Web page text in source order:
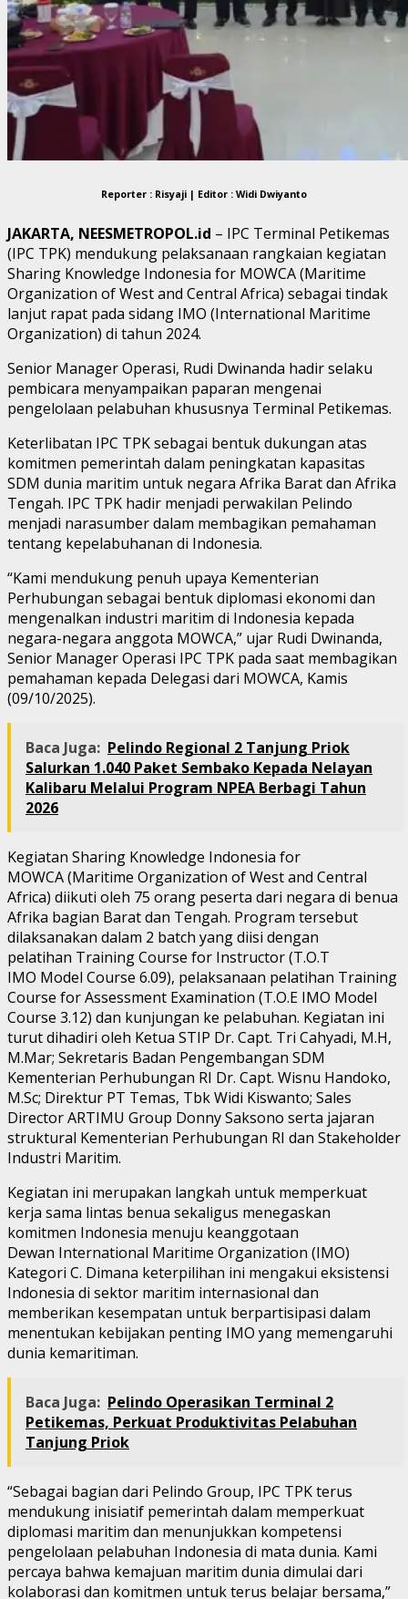
Reporter : Risyaji | Editor : Widi Dwiyanto
JAKARTA, NEESMETROPOL.id – IPC Terminal Petikemas
(IPC TPK) mendukung pelaksanaan rangkaian kegiatan
Sharing Knowledge Indonesia for MOWCA (Maritime
Organization of West and Central Africa) sebagai tindak
lanjut rapat pada sidang IMO (International Maritime
Organization) di tahun 2024.
Senior Manager Operasi, Rudi Dwinanda hadir selaku
pembicara menyampaikan paparan mengenai
pengelolaan pelabuhan khususnya Terminal Petikemas.
Keterlibatan IPC TPK sebagai bentuk dukungan atas
komitmen pemerintah dalam peningkatan kapasitas
SDM dunia maritim untuk negara Afrika Barat dan Afrika
Tengah. IPC TPK hadir menjadi perwakilan Pelindo
menjadi narasumber dalam membagikan pemahaman
tentang kepelabuhanan di Indonesia.
“Kami mendukung penuh upaya Kementerian
Perhubungan sebagai bentuk diplomasi ekonomi dan
mengenalkan industri maritim di Indonesia kepada
negara-negara anggota MOWCA,” ujar Rudi Dwinanda,
Senior Manager Operasi IPC TPK pada saat membagikan
pemahaman kepada Delegasi dari MOWCA, Kamis
(09/10/2025).
Baca Juga: Pelindo Regional 2 Tanjung Priok
Salurkan 1.040 Paket Sembako Kepada Nelayan
Kalibaru Melalui Program NPEA Berbagi Tahun
2026
Kegiatan Sharing Knowledge Indonesia for
MOWCA (Maritime Organization of West and Central
Africa) diikuti oleh 75 orang peserta dari negara di benua
Afrika bagian Barat dan Tengah. Program tersebut
dilaksanakan dalam 2 batch yang diisi dengan
pelatihan Training Course for Instructor (T.O.T
IMO Model Course 6.09), pelaksanaan pelatihan Training
Course for Assessment Examination (T.O.E IMO Model
Course 3.12) dan kunjungan ke pelabuhan. Kegiatan ini
turut dihadiri oleh Ketua STIP Dr. Capt. Tri Cahyadi, M.H,
M.Mar; Sekretaris Badan Pengembangan SDM
Kementerian Perhubungan RI Dr. Capt. Wisnu Handoko,
M.Sc; Direktur PT Temas, Tbk Widi Kiswanto; Sales
Director ARTIMU Group Donny Saksono serta jajaran
struktural Kementerian Perhubungan RI dan Stakeholder
Industri Maritim.
Kegiatan ini merupakan langkah untuk memperkuat
kerja sama lintas benua sekaligus menegaskan
komitmen Indonesia menuju keanggotaan
Dewan International Maritime Organization (IMO)
Kategori C. Dimana keterpilihan ini mengakui eksistensi
Indonesia di sektor maritim internasional dan
memberikan kesempatan untuk berpartisipasi dalam
menentukan kebijakan penting IMO yang memengaruhi
dunia kemaritiman.
Baca Juga: Pelindo Operasikan Terminal 2
Petikemas, Perkuat Produktivitas Pelabuhan
Tanjung Priok
“Sebagai bagian dari Pelindo Group, IPC TPK terus
mendukung inisiatif pemerintah dalam memperkuat
diplomasi maritim dan menunjukkan kompetensi
pengelolaan pelabuhan Indonesia di mata dunia. Kami
percaya bahwa kemajuan maritim dunia dimulai dari
kolaborasi dan komitmen untuk terus belajar bersama,”